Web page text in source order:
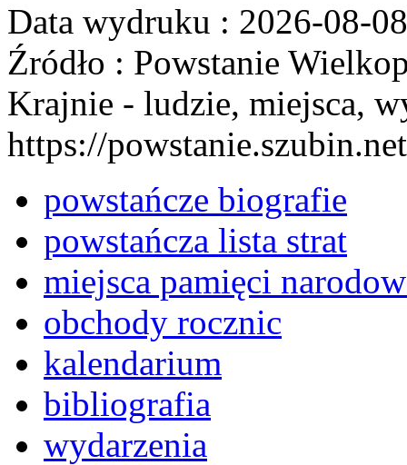
Data wydruku : 2026-08-08
Źródło : Powstanie
Krajnie - ludzie, miejsca,
https://powstanie.szubin.net
powstańcze biografie
powstańcza lista strat
miejsca pamięci
obchody rocznic
kalendarium
bibliografia
wydarzenia